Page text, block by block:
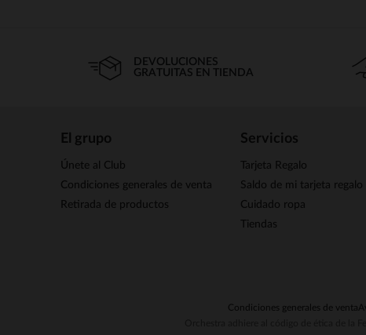
DEVOLUCIONES
GRATUITAS EN TIENDA
El grupo
Únete al Club
Condiciones generales de venta
Retirada de productos
Servicios
Tarjeta Regalo
Saldo de mi tarjeta regalo
Cuidado ropa
Tiendas
Condiciones generales de venta